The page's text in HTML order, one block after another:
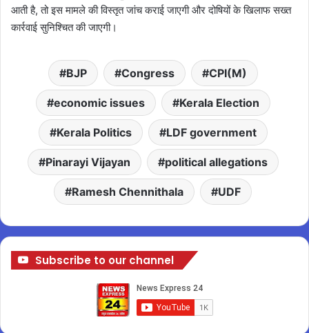
आती है, तो इस मामले की विस्तृत जांच कराई जाएगी और दोषियों के खिलाफ सख्त
कार्रवाई सुनिश्चित की जाएगी।
BJP Congress CPI(M)
economic issues Kerala Election
Kerala Politics LDF government
Pinarayi Vijayan political allegations
Ramesh Chennithala UDF
Subscribe to our channel